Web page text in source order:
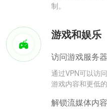
制。
游戏和娱乐
访问游戏服务器
通过VPN可以访
游戏内容和更低的
解锁流媒体内容